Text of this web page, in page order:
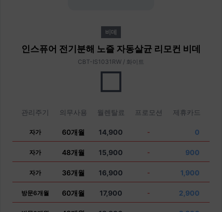
비데
인스퓨어 전기분해 노즐 자동살균 리모컨 비데
CBT-IS1031RW / 화이트
관리주기 의무사용 월렌탈료 프로모션 제휴카드
자가 60개월 14,900 - 0
자가 48개월 15,900 - 900
자가 36개월 16,900 - 1,900
방문6개월 60개월 17,900 - 2,900